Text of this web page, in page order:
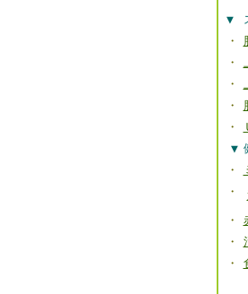
▼
・
・
・
・
・
▼
・
・
・
・
・